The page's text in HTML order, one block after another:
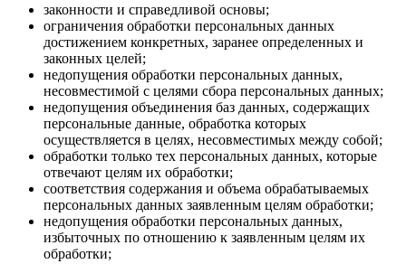
законности и справедливой основы;
ограничения обработки персональных данных
достижением конкретных, заранее определенных и
законных целей;
недопущения обработки персональных данных,
несовместимой с целями сбора персональных данных;
недопущения объединения баз данных, содержащих
персональные данные, обработка которых
осуществляется в целях, несовместимых между собой;
обработки только тех персональных данных, которые
отвечают целям их обработки;
соответствия содержания и объема обрабатываемых
персональных данных заявленным целям обработки;
недопущения обработки персональных данных,
избыточных по отношению к заявленным целям их
обработки;